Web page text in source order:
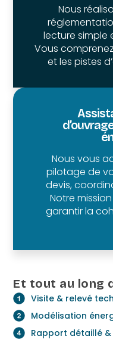
Nous
lecture simple
Vous
et les pistes
Nous vous
pilotage de
devis,
Notre
garantir la
Et tout au long
Visite & relevé
Modélisation
Rapport détaillé